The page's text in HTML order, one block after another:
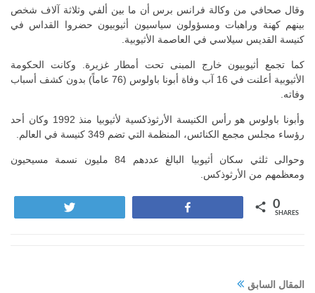
وقال صحافي من وكالة فرانس برس أن ما بين ألفي وثلاثة آلاف شخص
بينهم كهنة وراهبات ومسؤولون سياسيون أثيوبيون حضروا القداس في
كنيسة القديس سيلاسي في العاصمة الأثيوبية.
كما تجمع أثيوبيون خارج المبنى تحت أمطار غزيرة. وكانت الحكومة
الأثيوبية أعلنت في 16 آب وفاة أبونا باولوس (76 عاماً) بدون كشف أسباب
وفاته.
وأبونا باولوس هو رأس الكنيسة الأرثوذكسية لأثيوبيا منذ 1992 وكان أحد
رؤساء مجلس مجمع الكنائس، المنظمة التي تضم 349 كنيسة في العالم.
وحوالى ثلثي سكان أثيوبيا البالغ عددهم 84 مليون نسمة مسيحيون
ومعظمهم من الأرثوذكس.
0
SHARES
المقال السابق